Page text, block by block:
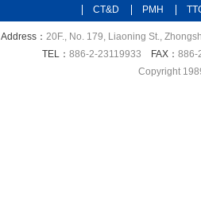
CT&D PMH
Address： 20F., No. 179, Liaoning St.,
TEL： 886-2-23119933 FAX： 886-
Copyright